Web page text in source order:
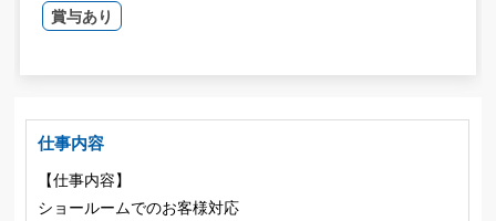
賞与あり
仕事内容
【仕事内容】
ショールームでのお客様対応